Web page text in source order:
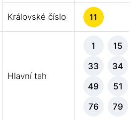
Královské číslo 11
Hlavní tah
1 15
33 34
49 51
76 79